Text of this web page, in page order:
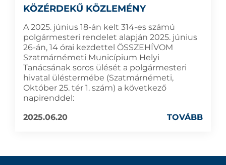
KÖZÉRDEKŰ KÖZLEMÉNY
A 2025. június 18-án kelt 314-es számú
polgármesteri rendelet alapján 2025. június
26-án, 14 órai kezdettel ÖSSZEHÍVOM
Szatmárnémeti Municípium Helyi
Tanácsának soros ülését a polgármesteri
hivatal üléstermébe (Szatmárnémeti,
Október 25. tér 1. szám) a következő
napirenddel:
2025.06.20
TOVÁBB